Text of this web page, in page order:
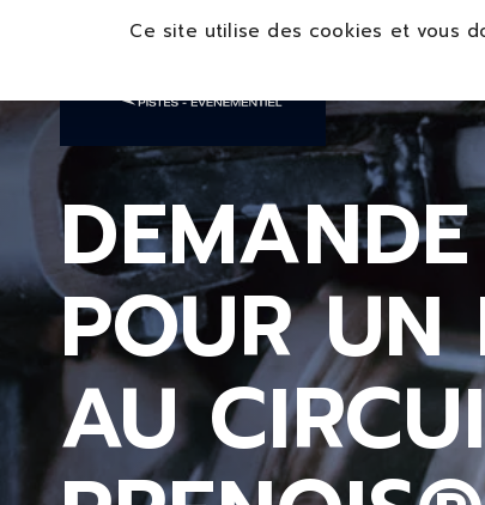
POUR UN
AU
Ce site utilise des cookies et vous